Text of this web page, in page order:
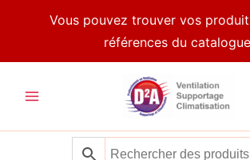
Vous pouvez trouver vos
références du
Menu